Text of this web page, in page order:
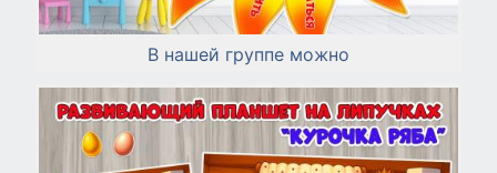
В нашей группе можно